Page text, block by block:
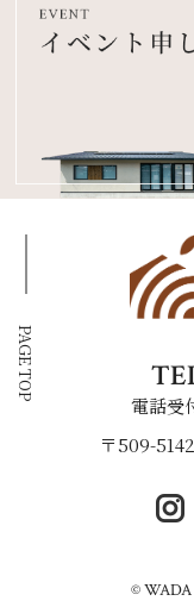
電話受
〒509-
© WADA
PAGE TOP